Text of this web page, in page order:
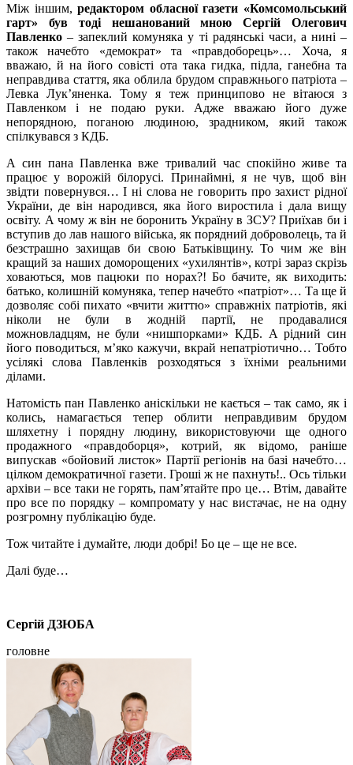
Між іншим,редактором обласної газети «Комсомольський
гарт» був тоді нешанований мною Сергій Олегович
Павленко – запеклий комуняка у ті радянські часи, а нині –
також начебто «демократ» та «правдоборець»… Хоча, я
вважаю, й на його совісті ота така гидка, підла, ганебна та
неправдива стаття, яка облила брудом справжнього патріота –
Левка Лук’яненка. Тому я теж принципово не вітаюся з
Павленком і не подаю руки. Адже вважаю його дуже
непорядною, поганою людиною, зрадником, який також
спілкувався з КДБ.
А син пана Павленка вже тривалий час спокійно живе та
працює у ворожій білорусі. Принаймні, я не чув, щоб він
звідти повернувся… І ні слова не говорить про захист рідної
України, де він народився, яка його виростила і дала вищу
освіту. А чому ж він не боронить Україну в ЗСУ? Приїхав би і
вступив до лав нашого війська, як порядний доброволець, та й
безстрашно захищав би свою Батьківщину. То чим же він
кращий за наших доморощених «ухилянтів», котрі зараз скрізь
ховаються, мов пацюки по норах?! Бо бачите, як виходить:
батько, колишній комуняка, тепер начебто «патріот»… Та ще й
дозволяє собі пихато «вчити життю» справжніх патріотів, які
ніколи не були в жодній партії, не продавалися
можновладцям, не були «нишпорками» КДБ. А рідний син
його поводиться, м’яко кажучи, вкрай непатріотично… Тобто
усілякі слова Павленків розходяться з їхніми реальними
ділами.
Натомість пан Павленко аніскільки не кається – так само, як і
колись, намагається тепер облити неправдивим брудом
шляхетну і порядну людину, використовуючи ще одного
продажного «правдоборця», котрий, як відомо, раніше
випускав «бойовий листок» Партії регіонів на базі начебто…
цілком демократичної газети. Гроші ж не пахнуть!.. Ось тільки
архіви – все таки не горять, пам’ятайте про це… Втім, давайте
про все по порядку – компромату у нас вистачає, не на одну
розгромну публікацію буде.
Тож читайте і думайте, люди добрі! Бо це – ще не все.
Далі буде…
Сергій ДЗЮБА
головне